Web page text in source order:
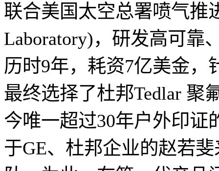
联合美国太空总署喷气推
Laboratory)，研发高可靠
历时9年，耗资7亿美金，
最终选择了杜邦Tedlar 聚
今唯一超过30年户外印证
于GE、杜邦企业的赵若